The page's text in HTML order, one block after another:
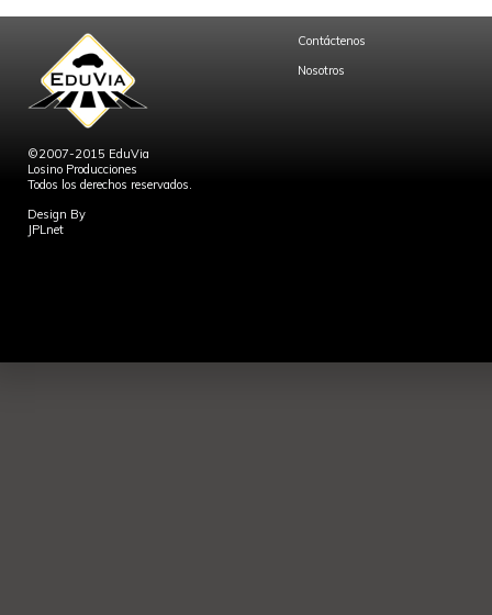
©2007-2015 EduVia
Losino Producciones
Todos los derechos reservados.
Design By
JPLnet
Contáctenos
Nosotros